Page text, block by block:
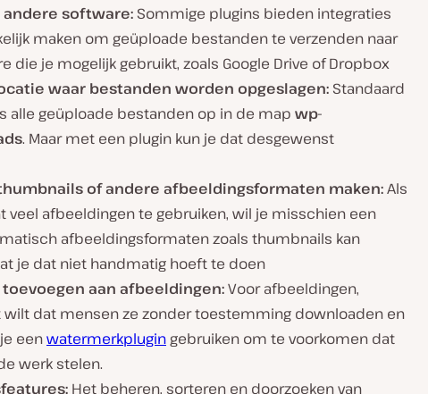
software: Sommige plugins bieden integraties
maken om geüploade bestanden te verzenden naar
die je mogelijk gebruikt, zoals Google Drive of Dropbox
waar bestanden worden opgeslagen: Standaard
alle geüploade bestanden op in de map wp-
. Maar met een plugin kun je dat desgewenst
of andere afbeeldingsformaten maken:Als
veel afbeeldingen te gebruiken, wil je misschien een
afbeeldingsformaten zoals thumbnails kan
je dat niet handmatig hoeft te doen
aan afbeeldingen:Voor afbeeldingen,
wilt dat mensen ze zonder toestemming downloaden en
eenwatermerkplugin gebruiken om te voorkomen dat
werk stelen.
Het beheren, sorteren en doorzoeken van